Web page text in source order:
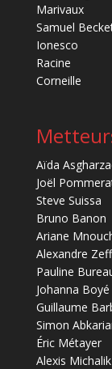
Marivaux
Samuel
Ionesco
Racine
Corneille
Aïda
Joël
Steve Suissa
Bruno Banon
Ariane
Alexandre Zeff
Pauline
Johanna Boyé
Guillaume
Simon
Éric Métayer
Alexis Michalik